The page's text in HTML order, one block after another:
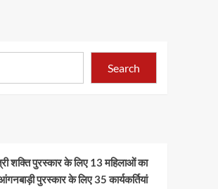
Search
शक्ति पुरस्कार के लिए 13 महिलाओं का
पुरस्कार के लिए 35 कार्यकर्तियां